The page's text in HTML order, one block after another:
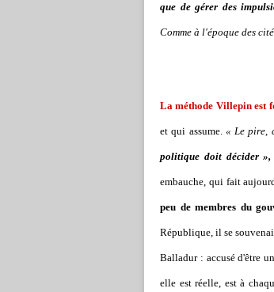
que de gérer des
Comme à l'époque des
La méthode Villepin est
et qui assume. « Le pire,
politique doit décider »,
embauche, qui fait
peu de membres du
République, il se
Balladur : accusé d'être
elle est réelle, est à